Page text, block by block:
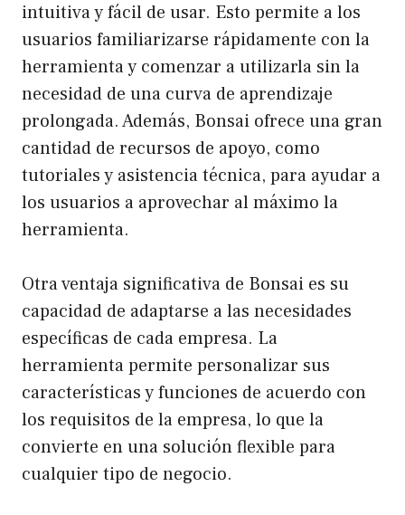
intuitiva y fácil de usar. Esto permite a los
usuarios familiarizarse rápidamente con la
herramienta y comenzar a utilizarla sin la
necesidad de una curva de aprendizaje
prolongada. Además, Bonsai ofrece una gran
cantidad de recursos de apoyo, como
tutoriales y asistencia técnica, para ayudar a
los usuarios a aprovechar al máximo la
herramienta.
Otra ventaja significativa de Bonsai es su
capacidad de adaptarse a las necesidades
específicas de cada empresa. La
herramienta permite personalizar sus
características y funciones de acuerdo con
los requisitos de la empresa, lo que la
convierte en una solución flexible para
cualquier tipo de negocio.